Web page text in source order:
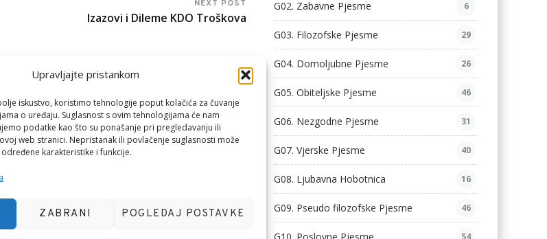
Upravljajte pristankom
iskustvo, koristimo tehnologije poput kolačića za čuvanje
o uređaju. Suglasnost s ovim tehnologijama će nam
podatke kao što su ponašanje pri pregledavanju ili
web stranici. Nepristanak ili povlačenje suglasnosti može
karakteristike i funkcije.
ZABRANI POGLEDAJ POSTAVKE
NEXT POST
Izazovi i Dileme KDO Troškova
G02. Zabavne Pjesme 6
G03. Filozofske Pjesme 29
G04. Domoljubne Pjesme 26
G05. Obiteljske Pjesme 46
G06. Nezgodne Pjesme 31
G07. Vjerske Pjesme 40
G08. Ljubavna Hobotnica 16
G09. Pseudo filozofske Pjesme 46
54